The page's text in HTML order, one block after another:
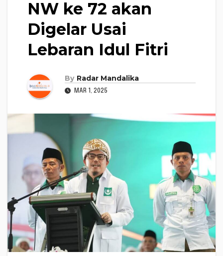
NW ke 72 akan
Digelar Usai
Lebaran Idul Fitri
By Radar Mandalika
MAR 1, 2025